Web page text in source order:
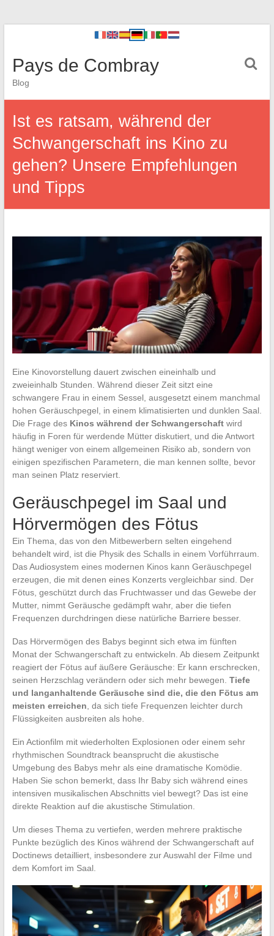
Pays de Combray
Blog
Ist es ratsam, während der
Schwangerschaft ins Kino zu
gehen? Unsere Empfehlungen
und Tipps
Eine Kinovorstellung dauert zwischen eineinhalb und
zweieinhalb Stunden. Während dieser Zeit sitzt eine
schwangere Frau in einem Sessel, ausgesetzt einem manchmal
hohen Geräuschpegel, in einem klimatisierten und dunklen Saal.
Die Frage des Kinos während der Schwangerschaftwird
häufig in Foren für werdende Mütter diskutiert, und die Antwort
hängt weniger von einem allgemeinen Risiko ab, sondern von
einigen spezifischen Parametern, die man kennen sollte, bevor
man seinen Platz reserviert.
Geräuschpegel im Saal und
Hörvermögen des Fötus
Ein Thema, das von den Mitbewerbern selten eingehend
behandelt wird, ist die Physik des Schalls in einem Vorführraum.
Das Audiosystem eines modernen Kinos kann Geräuschpegel
erzeugen, die mit denen eines Konzerts vergleichbar sind. Der
Fötus, geschützt durch das Fruchtwasser und das Gewebe der
Mutter, nimmt Geräusche gedämpft wahr, aber die tiefen
Frequenzen durchdringen diese natürliche Barriere besser.
Das Hörvermögen des Babys beginnt sich etwa im fünften
Monat der Schwangerschaft zu entwickeln. Ab diesem Zeitpunkt
reagiert der Fötus auf äußere Geräusche: Er kann erschrecken,
seinen Herzschlag verändern oder sich mehr bewegen. Tiefe
und langanhaltende Geräusche sind die, die den Fötus am
meisten erreichen , da sich tiefe Frequenzen leichter durch
Flüssigkeiten ausbreiten als hohe.
Ein Actionfilm mit wiederholten Explosionen oder einem sehr
rhythmischen Soundtrack beansprucht die akustische
Umgebung des Babys mehr als eine dramatische Komödie.
Haben Sie schon bemerkt, dass Ihr Baby sich während eines
intensiven musikalischen Abschnitts viel bewegt? Das ist eine
direkte Reaktion auf die akustische Stimulation.
Um dieses Thema zu vertiefen, werden mehrere praktische
Punkte bezüglich des Kinos während der Schwangerschaft auf
Doctinews detailliert, insbesondere zur Auswahl der Filme und
dem Komfort im Saal.